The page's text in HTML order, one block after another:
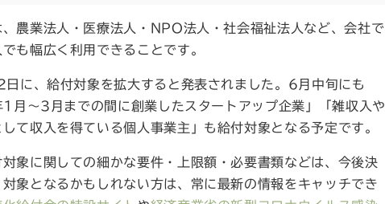
、農業法人・医療法人・NPO法人・社会福祉法人など、会社で
も幅広く利用できることです。
に、給付対象を拡大すると発表されました。6月中旬にも
月～3月までの間に創業したスタートアップ企業」「雑収入や
て収入を得ている個人事業主」も給付対象となる予定です。
象に関しての細かな要件・上限額・必要書類などは、今後決
対象となるかもしれない方は、常に最新の情報をキャッチでき